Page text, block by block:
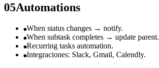
05Automations
When status changes → notify.
When subtask completes → update parent.
Recurring tasks automation.
Integraciones: Slack, Gmail, Calendly.